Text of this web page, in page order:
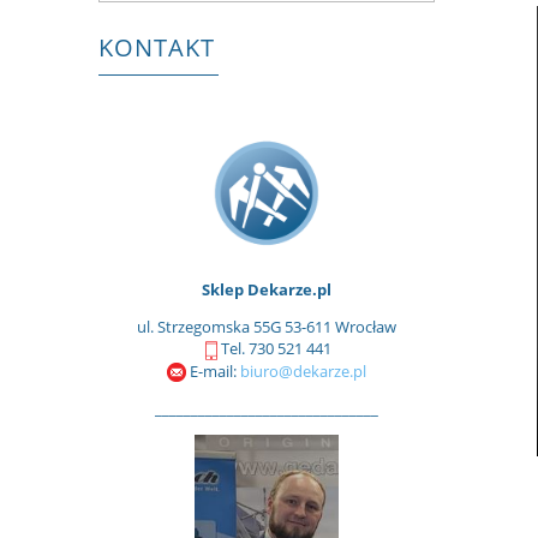
KONTAKT
Sklep Dekarze.pl
ul. Strzegomska 55G 53-611 Wrocław
Tel. 730 521 441
E-mail: biuro@dekarze.pl